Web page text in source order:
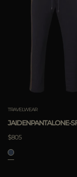
TRAVELWEAR
JAIDENPANTALONE-
$805